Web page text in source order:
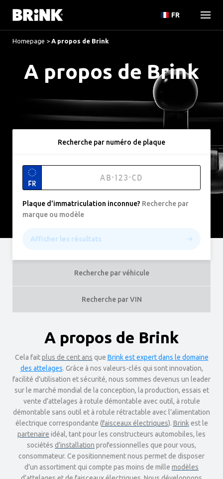
FR
Homepage > A propos de Brink
A propos de Brink
Recherche par numéro de plaque
FR
Plaque d'immatriculation inconnue? Recherche par
marque ou modèle
Afficher les résultats
Recherche par véhicule
Recherche par VIN
A propos de Brink
Cela faitplus de cent ans que Brink est expert dans le domaine
des attelages. Grâce à nos valeurs-clés qui sont innovation,
facilité d’utilisation et sécurité, nous sommes devenus un leader
sur le marché mondial de la conception, la production, essais et
vente d’attelages à rotule démontable avec outil, à rotule
démontable sans outil et à rotule rétractable avec l’alimentation
électrique correspondante (faisceaux électriques). Brink est le
partenaire idéal, tant pour les constructeurs automobiles, les
sociétés d’installation professionnelles que pour vous,
consommateur. Ce positionnement nous permet de disposer
d’un assortiment qui compte pas moins de mille modèles